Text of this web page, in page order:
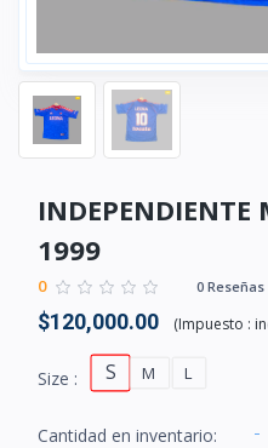
INDEPENDIENTE
1999
0 0 Reseñas
$120,000.00 (Impuesto :
Size : S M L
Cantidad en inventario: -